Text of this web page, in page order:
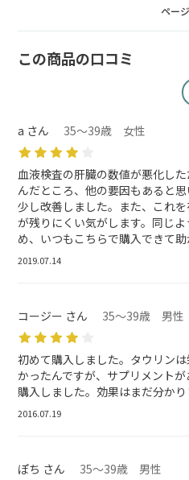
ペー
この商品の口コミ
a さん 35～39歳 女性
血液検査の肝臓の数値が悪化し
んだところ、他の要因もあると
少し改善しました。また、これ
が残りにくい気がします。同じ
め、いつもこちらで購入できて助
2019.07.14
コージー さん 35～39歳 男性
初めて購入しました。タウリン
かったんですが、サプリメント
購入しました。効果はまだ分かり
2016.07.19
ぽち さん 35～39歳 男性